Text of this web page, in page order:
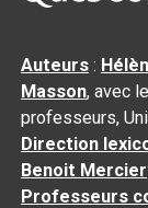
Auteurs :
Masson, avec
professeurs,
Direction
Benoit Mercier
Professeurs